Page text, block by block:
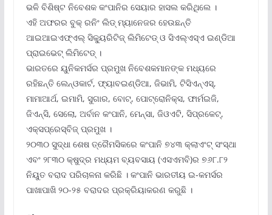
ଭଳି ବିଶିଷ୍ଟ ନିବେଶକ କଂପାନିର ସେୟାର ହାସଲ କରିଥିଲେ ।
ଏହି ଅଫରର ବୁକ୍ ରନିଂ ଲିଡ୍ ମ୍ୟାନେଜର ହେଉଛନ୍ତି
ଆଇଆଇଏଫ୍‌ଏଲ୍ ସିକ୍ୟୁରିଟିଜ୍ ଲିମିଟେଡ୍ ଓ ସିଏଲ୍‌ଏସ୍‌ଏ ଇଣ୍ଡିଆ
ପ୍ରାଇଭେଟ୍ ଲିମିଟେଡ୍ ।
ଭାରତରେ ୟୁନିକମର୍ସର ପ୍ରମୁଖ ନିବେଶକମାନଙ୍କ ମଧ୍ୟରେ
ରହିଛନ୍ତି ଲେନ୍‌ଓକାର୍ଟ, ଫ୍ୟାବଇଣ୍ଡିଆ, ଜିଭାମି, ଟିସିଏନ୍‌ଏସ୍‌,
ମାମାଆର୍ଥ, ଇମାମି, ସୁଗାର, ବୋଟ୍‌, ପୋଟ୍ରୋନିକ୍ସ, ଫାର୍ମଇଜି,
ଜିଏନ୍‌ସି, ସେଲୋ, ଅର୍ବାନ କଂପାନି, ମେନ୍‌ସା, ଜିଓଏଟି, ସିପ୍‌ରକେଟ୍‌,
ଏକ୍ସପ୍ରେସ୍‌ବିଜ୍ ପ୍ରମୁଖ ।
୨୦୩୦ ସୁଦ୍ଧା ଶେଷ ତ୍ରୈମସିକରେ କଂପାନି ୭୪୩ କ୍ଲାଏଂଟ୍ ସଂସ୍ଥା
ଏବଂ ୨୮୩୦ କ୍ଷୁଦ୍ର ମଧ୍ୟମ ବ୍ୟବସାୟ (ଏସଏମବି)ର ୭୬୮.୮୨
ନିୟୁତ ବରାଦ ପରିଚାଳନା କରିଛି । କଂପାନି ଭାରତୀୟ ଇ-କମର୍ସର
ପାଖାପାଖି ୨୦-୨୫ ବରାଦର ପ୍ରକ୍ରିୟାକରଣ କରୁଛି ।